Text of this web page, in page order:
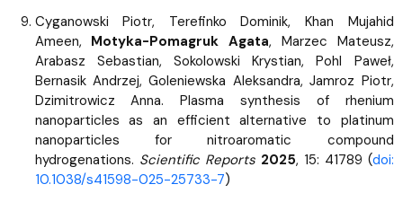
Cyganowski Piotr, Terefinko Dominik, Khan Mujahid
Ameen, Motyka-Pomagruk Agata, Marzec Mateusz,
Arabasz Sebastian, Sokolowski Krystian, Pohl Paweł,
Bernasik Andrzej, Goleniewska Aleksandra, Jamroz Piotr,
Dzimitrowicz Anna. Plasma synthesis of rhenium
nanoparticles as an efficient alternative to platinum
nanoparticles for nitroaromatic compound
hydrogenations. Scientific Reports 2025, 15: 41789 (doi:
10.1038/s41598-025-25733-7)